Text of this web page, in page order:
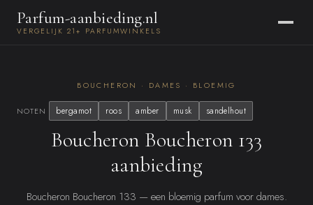
Parfum-aanbieding.nl
VERGELIJK 21+ PARFUMWINKELS
BOUCHERON · DAMES · BLOEMIG
NOTEN bergamot roos amber musk sandelhout
Boucheron Boucheron 133
aanbieding
Boucheron Boucheron 133 — een bloemig parfum voor dames.